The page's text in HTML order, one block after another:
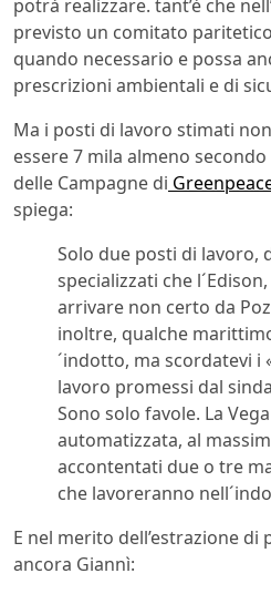
potrà realizzare. tant’è che
previsto un comitato
quando necessario e possa
prescrizioni ambientali e di
Ma i posti di lavoro stimati
essere 7 mila almeno
delle Campagne di
spiega:
Solo due posti di lavoro,
specializzati che
arrivare non certo da
inoltre, qualche
´indotto, ma scordatevi i
lavoro promessi dal
Sono solo favole. La
automatizzata, al
accontentati due o tre
che lavoreranno
E nel merito dell’estrazione
ancora Giannì: